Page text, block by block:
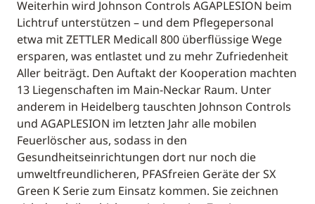
Weiterhin wird Johnson Controls AGAPLESION beim
Lichtruf unterstützen – und dem Pflegepersonal
etwa mit ZETTLER Medicall 800 überflüssige Wege
ersparen, was entlastet und zu mehr Zufriedenheit
Aller beiträgt. Den Auftakt der Kooperation machten
13 Liegenschaften im Main-Neckar Raum. Unter
anderem in Heidelberg tauschten Johnson Controls
und AGAPLESION im letzten Jahr alle mobilen
Feuerlöscher aus, sodass in den
Gesundheitseinrichtungen dort nur noch die
umweltfreundlicheren, PFASfreien Geräte der SX
Green K Serie zum Einsatz kommen. Sie zeichnen